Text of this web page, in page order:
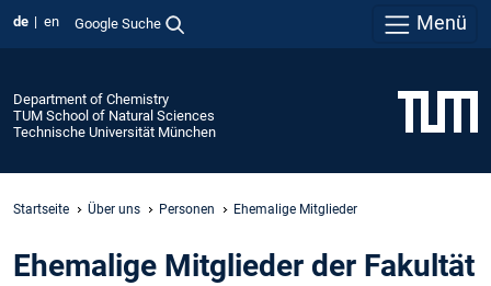
de en Google Suche Menü
Department of Chemistry
TUM School of Natural Sciences
Technische Universität München
Startseite Über uns Personen Ehemalige Mitglieder
Ehemalige Mitglieder der Fakultät